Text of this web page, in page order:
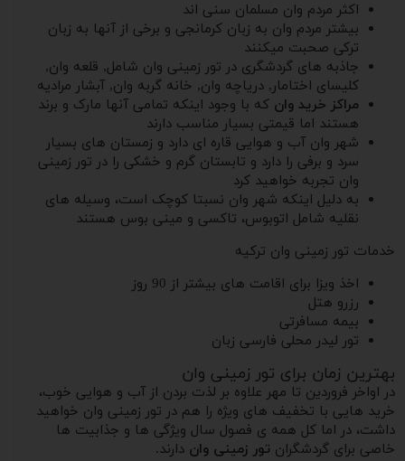
اکثر مردم وان مسلمان سنی اند
بیشتر مردم وان به زبان کرمانجی و برخی از آنها به زبان
ترکی صحبت میکنند
جاذبه های گردشگری در تور زمینی وان شامل, قلعه وان,
کلیسای اختامار, دریاچه وان, خانه گربه وان, آبشار مرادیه
مراکز خرید وان که با وجود اینکه تمامی آنها مارک و برند
هستند اما قیمتی بسیار مناسب دارند
شهر وان آب و هوایی قاره ای دارد و زمستان های بسیار
سرد و برفی را دارد و تابستان گرم و خشکی را در تور زمینی
وان تجربه خواهید کرد
به دلیل اینکه شهر وان نسبتا کوچک است، وسیله های
نقلیه شامل اتوبوس، تاکسی و مینی بوس هستند
خدمات تور زمینی وان ترکیه
اخذ ویزا برای اقامت های بیشتر از 90 روز
رزرو هتل
بیمه مسافرتی
تور لیدر محلی فارسی زبان
بهترین زمان برای تور زمینی وان
در اواخر فروردین تا مهر علاوه بر لذت بردن از آب و هوایی خوب،
خرید هایی با تخفیف های ویژه را هم در تور زمینی وان خواهید
داشت، در اما کل همه ی فصول سال ویژگی ها و جذابیت ها
خاصی برای گردشگران تور زمینی وان دارند.